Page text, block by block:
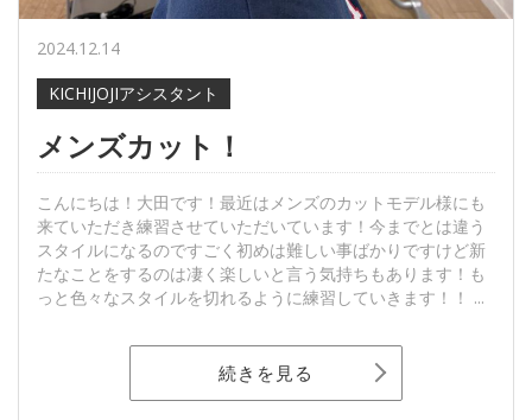
2024.12.14
KICHIJOJIアシスタント
メンズカット！
こんにちは！大田です！最近はメンズのカットモデル様にも
来ていただき練習させていただいています！今までとは違う
スタイルになるのですごく初めは難しい事ばかりですけど新
たなことをするのは凄く楽しいと言う気持ちもあります！も
っと色々なスタイルを切れるように練習していきます！！ ...
続きを見る